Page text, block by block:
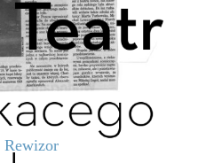
Rewizor